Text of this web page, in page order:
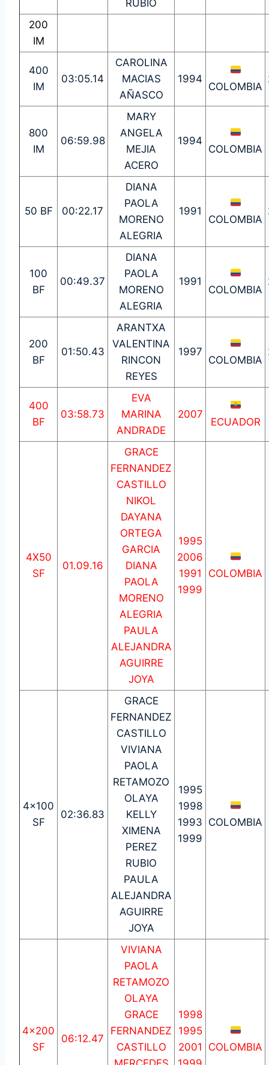
RUBIO
200
IM
400
IM
03:05.14
CAROLINA
MACIAS
AÑASCO
1994
COLOMBIA
800
IM
06:59.98
MARY
ANGELA
MEJIA
ACERO
1994
COLOMBIA
50 BF 00:22.17
DIANA
PAOLA
MORENO
ALEGRIA
1991
COLOMBIA
100
BF
00:49.37
DIANA
PAOLA
MORENO
ALEGRIA
1991
COLOMBIA
200
BF
01:50.43
ARANTXA
VALENTINA
RINCON
REYES
1997
COLOMBIA
400
BF
03:58.73
EVA
MARINA
ANDRADE
2007
ECUADOR
4X50
SF
01.09.16
GRACE
FERNANDEZ
CASTILLO
NIKOL
DAYANA
ORTEGA
GARCIA
DIANA
PAOLA
MORENO
ALEGRIA
PAULA
ALEJANDRA
AGUIRRE
JOYA
1995
2006
1991
1999
COLOMBIA
4×100
SF
02:36.83
GRACE
FERNANDEZ
CASTILLO
VIVIANA
PAOLA
RETAMOZO
OLAYA
KELLY
XIMENA
PEREZ
RUBIO
PAULA
ALEJANDRA
AGUIRRE
JOYA
1995
1998
1993
1999
COLOMBIA
4×200
SF
06:12.47
VIVIANA
PAOLA
RETAMOZO
OLAYA
GRACE
FERNANDEZ
CASTILLO
1998
1995
2001
COLOMBIA